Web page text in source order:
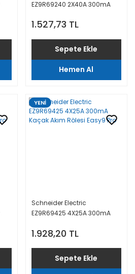
EZ9R69240 2X40A 300mA
1.527,73 TL
Sepete Ekle
Hemen Al
YENİ
Schneider Electric
EZ9R69425 4X25A 300mA
1.928,20 TL
Sepete Ekle